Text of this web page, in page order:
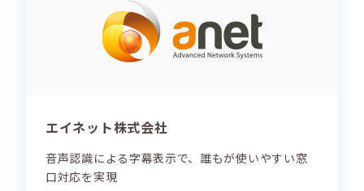
エイネット株式会社
音声認識による字幕表示で、誰もが使いやすい窓
口対応を実現